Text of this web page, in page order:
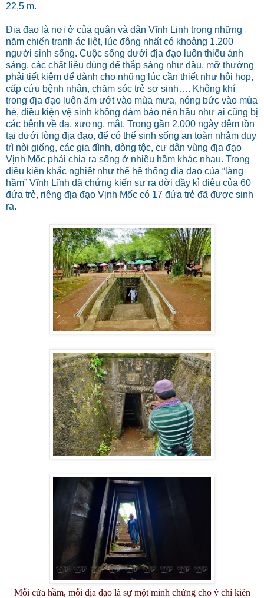
22,5 m.
Địa đạo là nơi ở của quân và dân Vĩnh Linh trong những
năm chiến tranh ác liệt, lúc đông nhất có khoảng 1.200
người sinh sống. Cuộc sống dưới địa đạo luôn thiếu ánh
sáng, các chất liệu dùng để thắp sáng như dầu, mỡ thường
phải tiết kiệm để dành cho những lúc cần thiết như hội họp,
cấp cứu bệnh nhân, chăm sóc trẻ sơ sinh…. Không khí
trong địa đạo luôn ẩm ướt vào mùa mưa, nóng bức vào mùa
hè, điều kiện vệ sinh không đảm bảo nên hầu như ai cũng bị
các bệnh về da, xương, mắt. Trong gần 2.000 ngày đêm tồn
tại dưới lòng địa đạo, để có thể sinh sống an toàn nhằm duy
trì nòi giống, các gia đình, dòng tộc, cư dân vùng địa đạo
Vịnh Mốc phải chia ra sống ở nhiều hầm khác nhau. Trong
điều kiện khắc nghiệt như thế hệ thống địa đạo của “làng
hầm” Vĩnh Lĩnh đã chứng kiến sự ra đời đầy kì diệu của 60
đứa trẻ, riêng địa đạo Vịnh Mốc có 17 đứa trẻ đã được sinh
ra.
Mỗi cửa hầm, mỗi địa đạo là sự một minh chứng cho ý chí kiên